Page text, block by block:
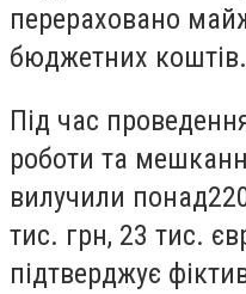
перераховано
бюджетних коштів.
Під час
роботи та
вилучили
тис. грн, 23 тис.
підтверджує